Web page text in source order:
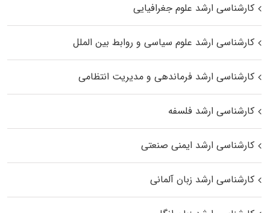
کارشناسی ارشد علوم جغرافیایی
کارشناسی ارشد علوم سیاسی و روابط بین الملل
کارشناسی ارشد فرماندهی و مدیریت انتظامی
کارشناسی ارشد فلسفه
کارشناسی ارشد ایمنی صنعتی
کارشناسی ارشد زبان آلمانی